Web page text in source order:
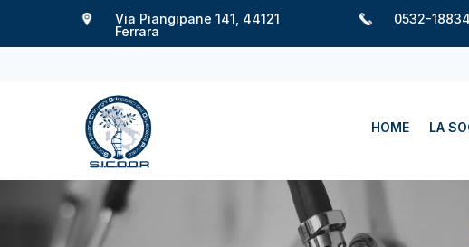
Via Piangipane 141, 44121
Ferrara
0532-
HOME LA